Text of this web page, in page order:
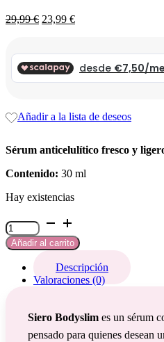
El
era:
29,99 €.
29,99€El
es:
29,99 €.
23,99 €
Añadir a la lista de deseos
Sérum anticelulítico fresco y
Contenido: 30 ml
Hay existencias
Siero
Bodyslim
cantidad
Añadir al carrito
Descripción
Valoraciones (0)
Siero Bodyslim es un sérum
pensado para quienes desean